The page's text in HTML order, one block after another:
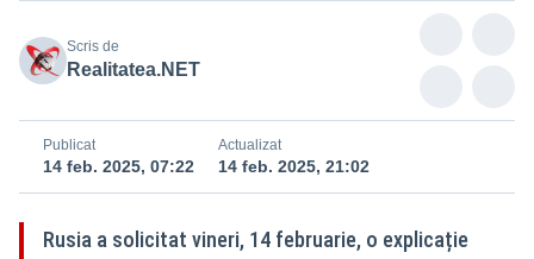
Scris de
Realitatea.NET
Publicat
14 feb. 2025, 07:22
Actualizat
14 feb. 2025, 21:02
Rusia a solicitat vineri, 14 februarie, o explicație